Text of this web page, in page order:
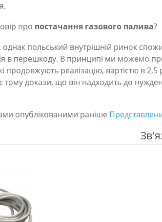
про постачання газового палива?
польський внутрішній ринок
в перешкоду. В принципі ми можемо
продовжують реалізацію, вартістю в
тому докази, що він надходить до
опублікованими раніше